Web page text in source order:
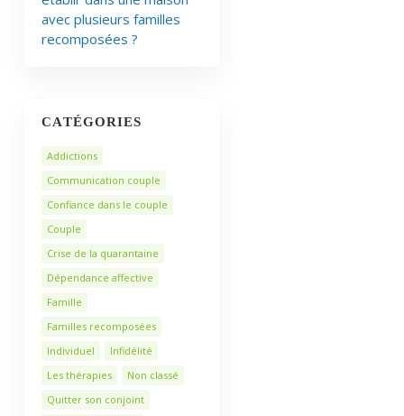
avec plusieurs familles
recomposées ?
CATÉGORIES
Addictions
Communication couple
Confiance dans le couple
Couple
Crise de la quarantaine
Dépendance affective
Famille
Familles recomposées
Individuel
Infidélité
Les thérapies
Non classé
Quitter son conjoint